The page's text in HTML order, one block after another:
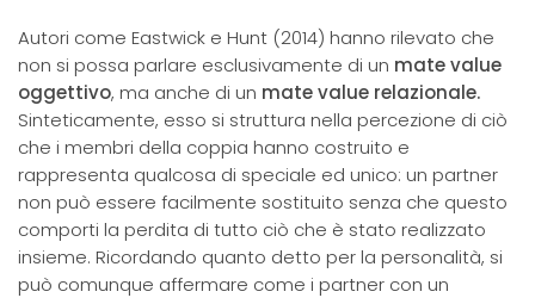
Autori come Eastwick e Hunt (2014) hanno rilevato che
non si possa parlare esclusivamente di un mate value
oggettivo, ma anche di un mate value relazionale.
Sinteticamente, esso si struttura nella percezione di ciò
che i membri della coppia hanno costruito e
rappresenta qualcosa di speciale ed unico: un partner
non può essere facilmente sostituito senza che questo
comporti la perdita di tutto ciò che è stato realizzato
insieme. Ricordando quanto detto per la personalità, si
può comunque affermare come i partner con un